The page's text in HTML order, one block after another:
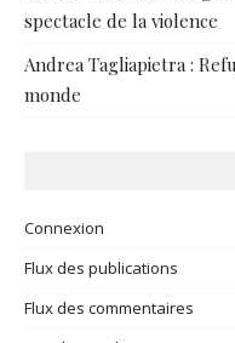
spectacle de la violence
Andrea Tagliapietra :
monde
Connexion
Flux des publications
Flux des commentaires